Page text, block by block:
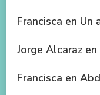
Francisca en Un
Jorge Alcaraz en
Francisca en